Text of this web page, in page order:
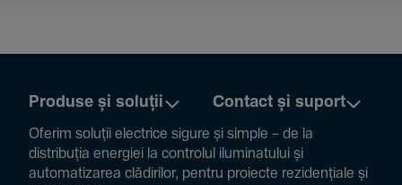
Produse și soluții Contact și suport
Oferim soluții electrice sigure și simple – de la
distribuția energiei la controlul ilumi­na­tului și
auto­ma­ti­zarea clădi­rilor, pentru proiecte rezi­den­țiale și